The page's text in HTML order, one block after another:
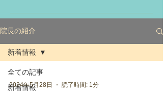
院長の紹介
全ての記事
新着情報
新着情報
2024年5月28日 読了時間: 1分